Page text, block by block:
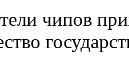
чипов